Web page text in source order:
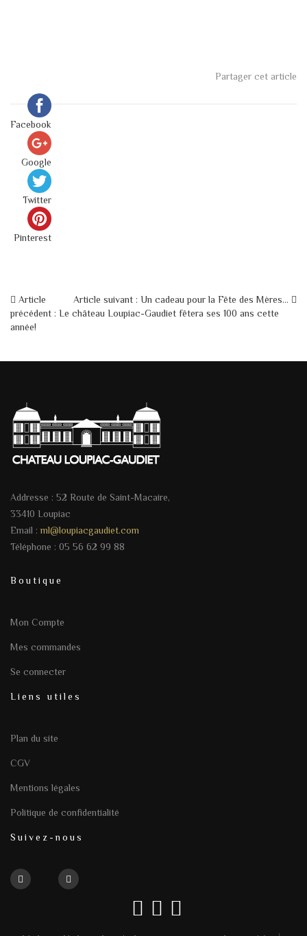
Partager cet article
Facebook
Google
Twitter
Pinterest
Article suivant : Un cadeau pour la Fête des Mères…
Article
précédent : Le château Loupiac-Gaudiet fêtera ses 100 ans cette
année!
Addresse : 52 Route de Saint-Macaire,
33410 Loupiac
Email :ml@loupiacgaudiet.com
Téléphone : 05 56 62 99 88
Boutique
Mon Compte
Mes commandes
Se connecter
Liens utiles
Plan du site
CGV
Mentions légales
Politique de confidentialité
Suivez-nous